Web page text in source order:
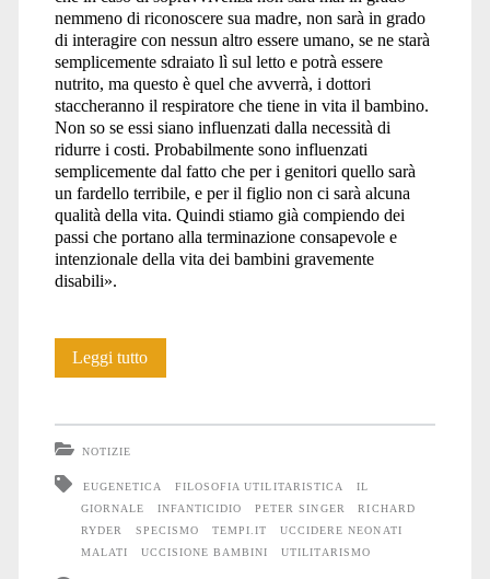
nemmeno di riconoscere sua madre, non sarà in grado
di interagire con nessun altro essere umano, se ne starà
semplicemente sdraiato lì sul letto e potrà essere
nutrito, ma questo è quel che avverrà, i dottori
staccheranno il respiratore che tiene in vita il bambino.
Non so se essi siano influenzati dalla necessità di
ridurre i costi. Probabilmente sono influenzati
semplicemente dal fatto che per i genitori quello sarà
un fardello terribile, e per il figlio non ci sarà alcuna
qualità della vita. Quindi stiamo già compiendo dei
passi che portano alla terminazione consapevole e
intenzionale della vita dei bambini gravemente
disabili».
Leggi tuttoLe
su
Peter
NOTIZIE
EUGENETICA FILOSOFIA UTILITARISTICA
IL
GIORNALE
INFANTICIDIO PETER SINGER
RICHARD
RYDER
SPECISMO TEMPI.IT
UCCIDERE NEONATI
MALATI
UCCISIONE BAMBINI UTILITARISMO